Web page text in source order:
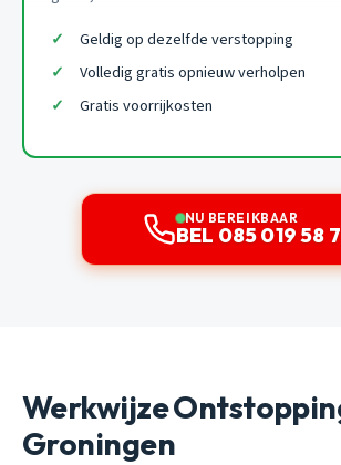
Geldig op dezelfde verstopping
Volledig gratis opnieuw verholpen
Gratis voorrijkosten
NU BEREIKBAAR
BEL 085 019 58
Werkwijze
Groningen